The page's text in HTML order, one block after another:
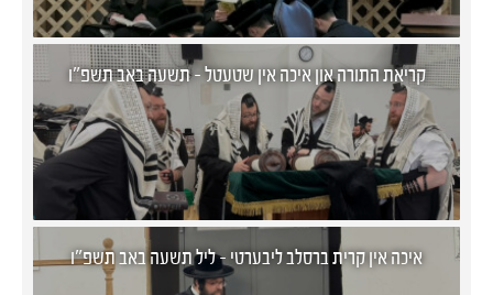
קריאת התורה און איכה אין שטעטל - תשעה באב תשפ"ו
איכה אין קרית ברסלב ליבערטי - ליל תשעה באב תשפ"ו